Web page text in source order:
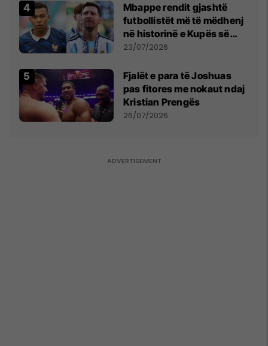
Mbappe rendit gjashtë
futbollistët më të mëdhenj
në historinë e Kupës së
Botës, Messi mbetet i dyti
23/07/2026
Fjalët e para të Joshuas
pas fitores me nokaut ndaj
Kristian Prengës
26/07/2026